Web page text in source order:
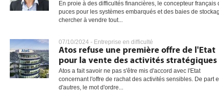
En proie à des difficultés financières, le concepteur français
puces pour les systèmes embarqués et des baies de
chercher à vendre tout...
07/10/2024 - Entreprise en difficulté
Atos refuse une première offre de l'Etat
pour la vente des activités stratégiques
Atos a fait savoir ne pas s'être mis d'accord avec l'Etat
concernant l'offre de rachat des activités sensibles. De part
d'autres, le mot d'ordre...